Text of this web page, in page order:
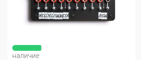
наличие